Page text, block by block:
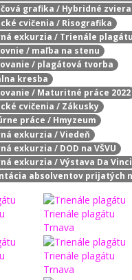
grafika / Hybridné
cvičenia / Risografika
exkurzia / Trienále
/ maľba na stenu
/ plagátová tvorba
kresba
/ Maturitné práce 2022
cvičenia / Zákusky
práce / Hmyzeum
exkurzia / Viedeň
exkurzia / DOD na VŠVU
exkurzia / Výstava Da Vinci
absolventov prijatých
Trienále plagátu
Trnava
Trienále plagátu
Trnava